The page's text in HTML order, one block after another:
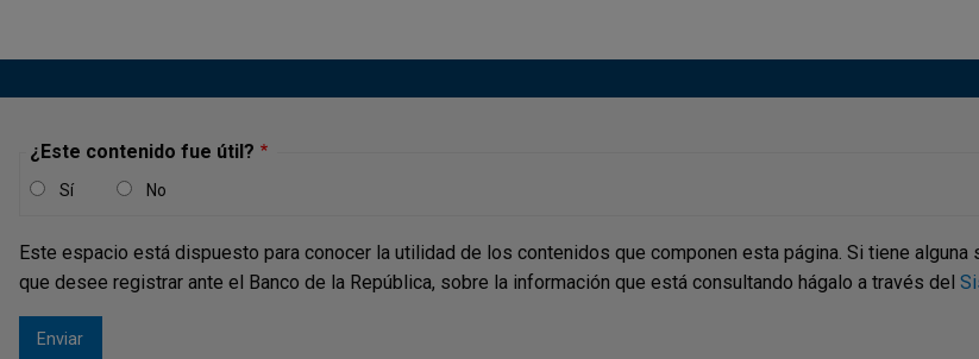
¿Este contenido fue útil?
Sí No
Este espacio está dispuesto para conocer la utilidad de los contenidos que componen esta página. Si tiene
que desee registrar ante el Banco de la República, sobre la información que está consultando hágalo a través del